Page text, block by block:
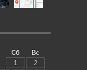
Сб
Вс
1
2